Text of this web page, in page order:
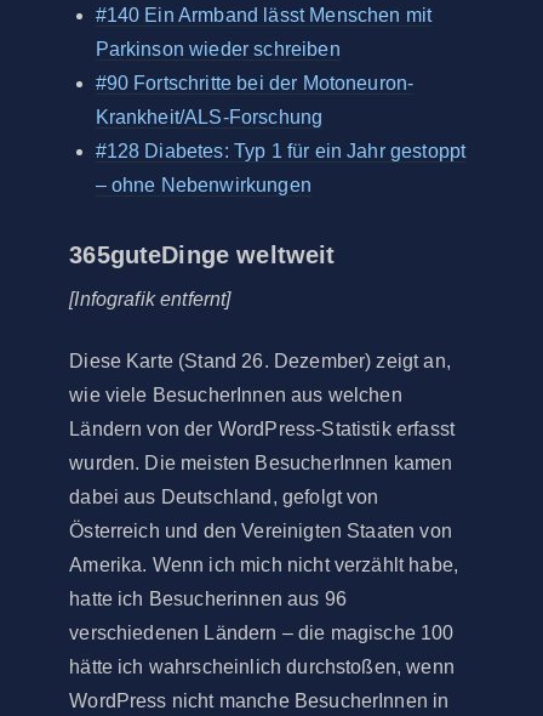
#140 Ein Armband lässt Menschen mit
Parkinson wieder schreiben
#90 Fortschritte bei der Motoneuron-
Krankheit/ALS-Forschung
#128 Diabetes: Typ 1 für ein Jahr gestoppt
– ohne Nebenwirkungen
365guteDinge weltweit
[Infografik entfernt]
Diese Karte (Stand 26. Dezember) zeigt an,
wie viele BesucherInnen aus welchen
Ländern von der WordPress-Statistik erfasst
wurden. Die meisten BesucherInnen kamen
dabei aus Deutschland, gefolgt von
Österreich und den Vereinigten Staaten von
Amerika. Wenn ich mich nicht verzählt habe,
hatte ich Besucherinnen aus 96
verschiedenen Ländern – die magische 100
hätte ich wahrscheinlich durchstoßen, wenn
WordPress nicht manche BesucherInnen in